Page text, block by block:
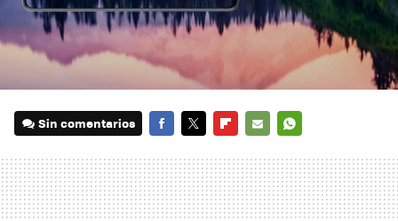
Sin comentarios
MAIL